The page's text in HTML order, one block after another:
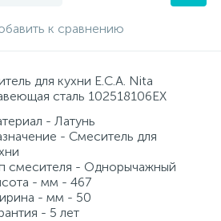
к сравнению
для кухни E.C.A. Nita
сталь 102518106EX
- Латунь
- Смеситель для
смесителя - Однорычажный
- мм - 467
- мм - 50
- 5 лет